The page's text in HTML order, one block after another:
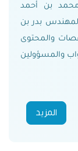
محمد بن أحمد
بدر بن
والمحتوى
والمسؤولين
المزيد